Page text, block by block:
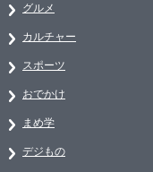
グルメ
カルチャー
スポーツ
おでかけ
まめ学
デジもの